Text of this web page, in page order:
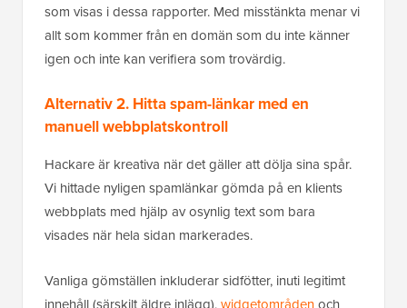
som visas i dessa rapporter. Med misstänkta menar vi
allt som kommer från en domän som du inte känner
igen och inte kan verifiera som trovärdig.
Alternativ 2. Hitta spam-länkar med en
manuell webbplatskontroll
Hackare är kreativa när det gäller att dölja sina spår.
Vi hittade nyligen spamlänkar gömda på en klients
webbplats med hjälp av osynlig text som bara
visades när hela sidan markerades.
Vanliga gömställen inkluderar sidfötter, inuti legitimt
innehåll (särskilt äldre inlägg), widgetområdenoch